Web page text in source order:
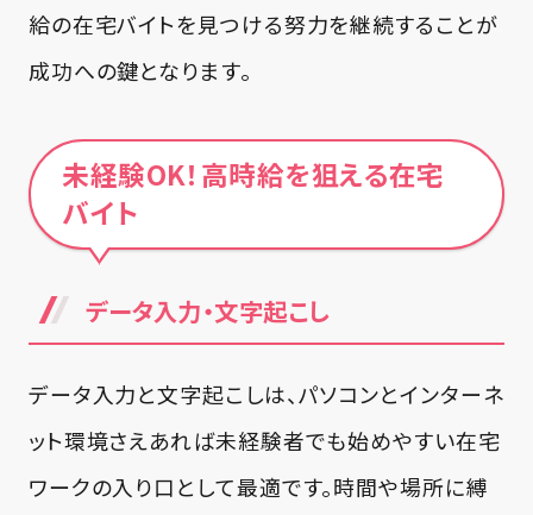
給の在宅バイトを見つける努力を継続することが
成功への鍵となります。
未経験OK！高時給を狙える在宅
バイト
データ入力・文字起こし
データ入力と文字起こしは、パソコンとインターネ
ット環境さえあれば未経験者でも始めやすい在宅
ワークの入り口として最適です。時間や場所に縛